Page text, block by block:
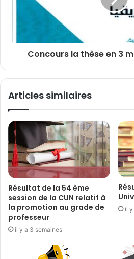
Concours la thèse en 3
Articles similaires
Résultat de la 54 ème
session de la CUN relatif à
la promotion au grade de
professeur
il y a 3 semaines
il